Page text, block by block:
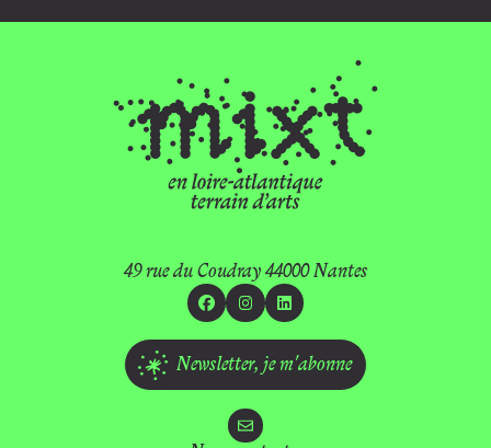
49 rue du Coudray 44000 Nantes
FacebookInstagramLinkedin
Newsletter, je m'abonne